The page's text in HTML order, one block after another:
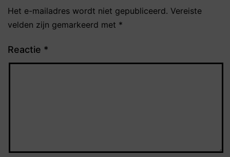
Het e-mailadres wordt niet gepubliceerd. Vereiste
velden zijn gemarkeerd met *
Reactie *